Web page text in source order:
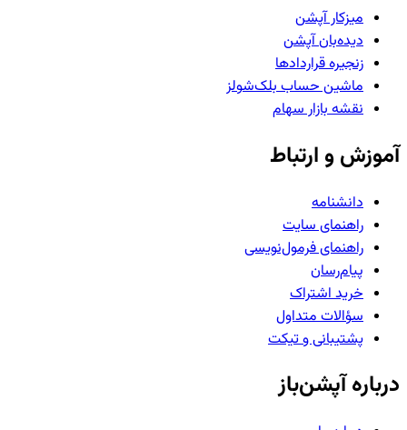
میزکار آپشن
دیده‌بان آپشن
زنجیره قراردادها
ماشین حساب بلک‌شولز
نقشه بازار سهام
آموزش و ارتباط
دانشنامه
راهنمای سایت
راهنمای فرمول‌نویسی
پیام‌رسان
خرید اشتراک
سؤالات متداول
پشتیبانی و تیکت
درباره آپشن‌باز